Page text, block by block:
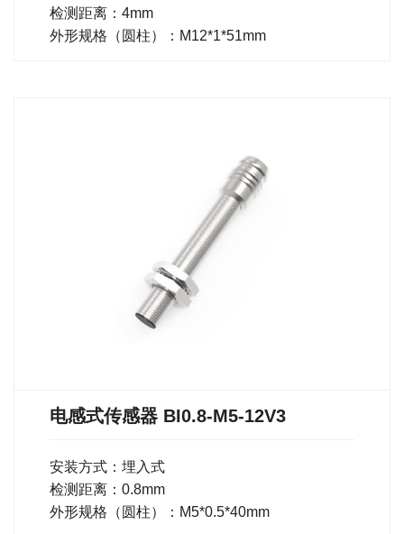
检测距离：4mm
外形规格（圆柱）：M12*1*51mm
电感式传感器 BI0.8-M5-12V3
安装方式：埋入式
检测距离：0.8mm
外形规格（圆柱）：M5*0.5*40mm